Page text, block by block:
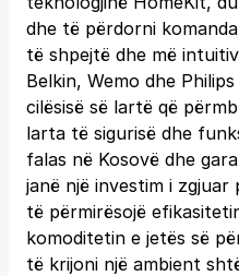
dhe të përdorni
të shpejtë dhe më
Belkin, Wemo dhe
cilësisë së lartë që
larta të sigurisë dhe
falas në Kosovë dhe
janë një investim i
të përmirësojë
komoditetin e jetës së
të krijoni një ambient